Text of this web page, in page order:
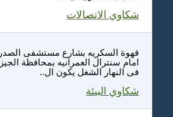
شكاوي الاتصالات
قهوة السكريه بشارع مستشفى الصدر
امام سنترال العمرانيه بمحافظة
فى النهار الشغل يكون ال..
شكاوي البيئة